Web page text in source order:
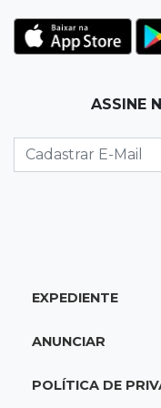
23:33Juventude
Time de MS vai
Denúncia leva
sozinhos em
Entre escolas
ASSINE
EXPEDIENTE
ANUNCIAR
POLÍTICA DE